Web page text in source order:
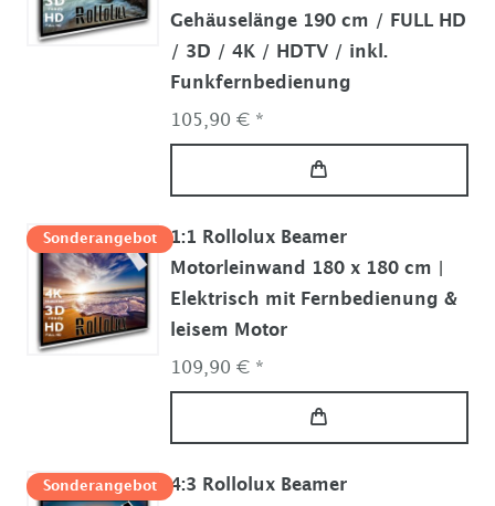
Gehäuselänge 190 cm / FULL HD
/ 3D / 4K / HDTV / inkl.
Funkfernbedienung
105,90 € *
Sonderangebot
1:1 Rollolux Beamer
Motorleinwand 180 x 180 cm |
Elektrisch mit Fernbedienung &
leisem Motor
109,90 € *
Sonderangebot
4:3 Rollolux Beamer